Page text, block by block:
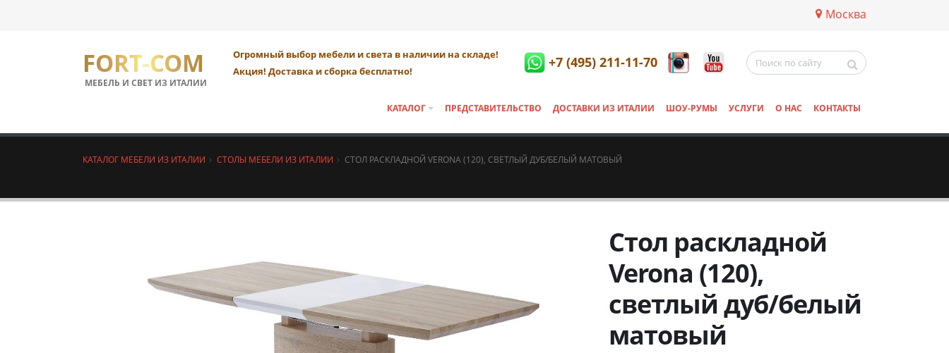
Москва
FORT-COM
МЕБЕЛЬ И СВЕТ ИЗ ИТАЛИИ
Огромный выбор мебели и света в наличии на складе!
Акция! Доставка и сборка бесплатно!
+7 (495) 211-11-70
КАТАЛОГ ПРЕДСТАВИТЕЛЬСТВО ДОСТАВКИ ИЗ ИТАЛИИ ШОУ-РУМЫ УСЛУГИ О НАС КОНТАКТЫ
КАТАЛОГ МЕБЕЛИ ИЗ ИТАЛИИ СТОЛЫ МЕБЕЛИ ИЗ ИТАЛИИ СТОЛ РАСКЛАДНОЙ VERONA (120), СВЕТЛЫЙ ДУБ/БЕЛЫЙ МАТОВЫЙ
Стол раскладной
Verona (120),
светлый дуб/белый
матовый